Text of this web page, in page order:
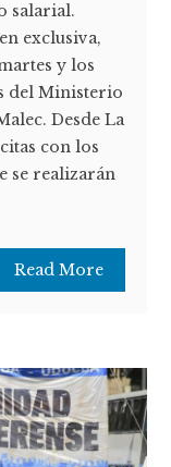
salarial.
exclusiva,
y los
del Ministerio
Desde La
con los
se realizarán
Read More